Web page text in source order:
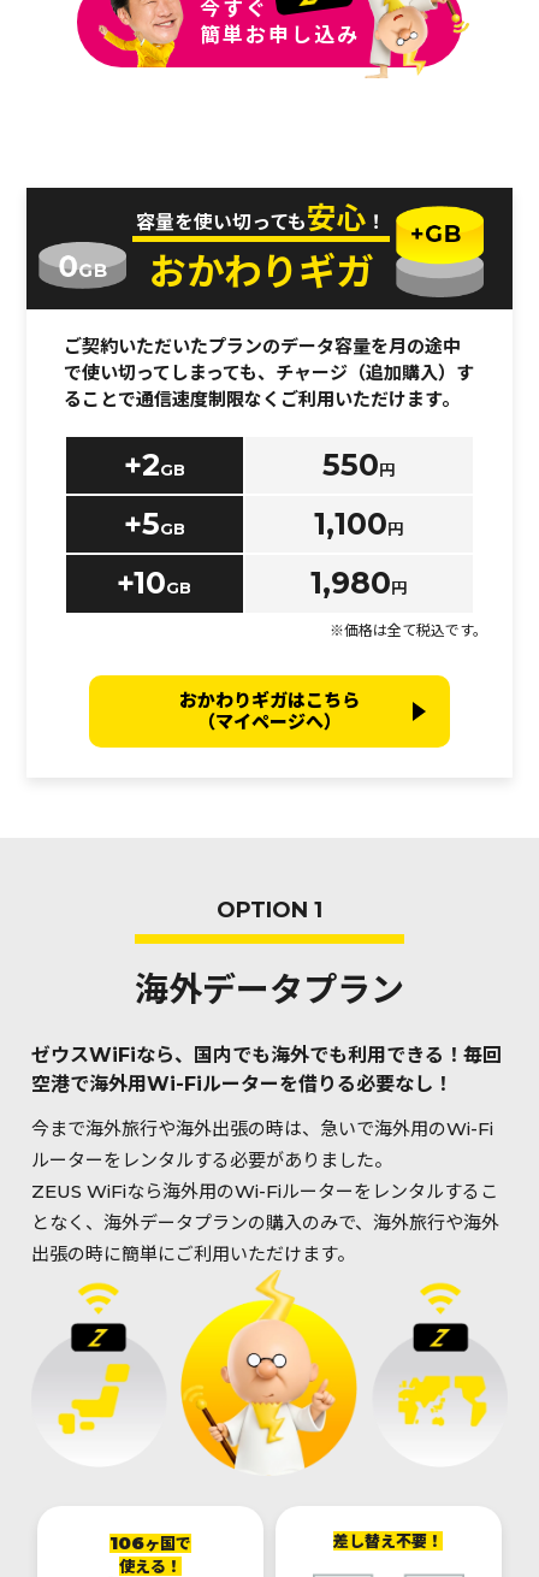
今すぐ
簡単お申し込み
容量を使い切っても安心 ！
おかわりギガ
ご契約いただいたプランのデータ容量を月の途中
で使い切ってしまっても、 チャージ（追加購入）す
ることで通信速度制限なくご利用いただけます。
+2GB 550円
+5GB 1,100円
+10GB 1,980円
※価格は全て税込です。
おかわりギガはこちら
（マイページへ）
OPTION 1
海外データプラン
ゼウスWiFiなら、国内でも海外でも利用できる！毎回
空港で海外用Wi-Fiルーターを借りる必要なし！
今まで海外旅行や海外出張の時は、急いで海外用のWi-Fi
ルーターをレンタルする必要がありました。
ZEUS WiFiなら海外用のWi-Fiルーターをレンタルするこ
となく、海外データプランの購入のみで、海外旅行や海外
出張の時に簡単にご利用いただけます。
106ヶ国で
使える！
差し替え不要！